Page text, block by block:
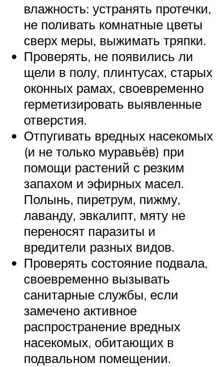
влажность: устранять протечки,
не поливать комнатные цветы
сверх меры, выжимать тряпки.
Проверять, не появились ли
щели в полу, плинтусах, старых
оконных рамах, своевременно
герметизировать выявленные
отверстия.
Отпугивать вредных насекомых
(и не только муравьёв) при
помощи растений с резким
запахом и эфирных масел.
Полынь, пиретрум, пижму,
лаванду, эвкалипт, мяту не
переносят паразиты и
вредители разных видов.
Проверять состояние подвала,
своевременно вызывать
санитарные службы, если
замечено активное
распространение вредных
насекомых, обитающих в
подвальном помещении.